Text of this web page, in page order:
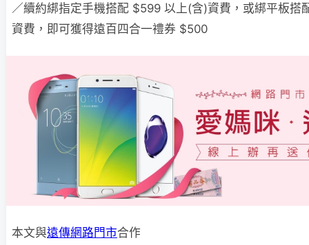
／續約綁指定手機搭配 $599 以上(含)資費，或綁平板搭
資費，即可獲得遠百四合一禮券 $500
本文與遠傳網路門市合作